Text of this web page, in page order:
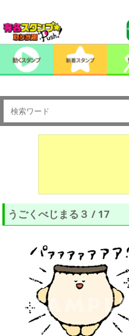
うごくべじまる３ / 17